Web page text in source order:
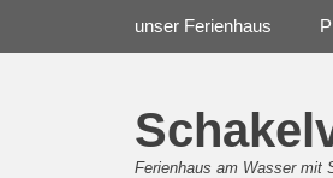
unser Ferienhaus
Ferienhaus am Wasser mit